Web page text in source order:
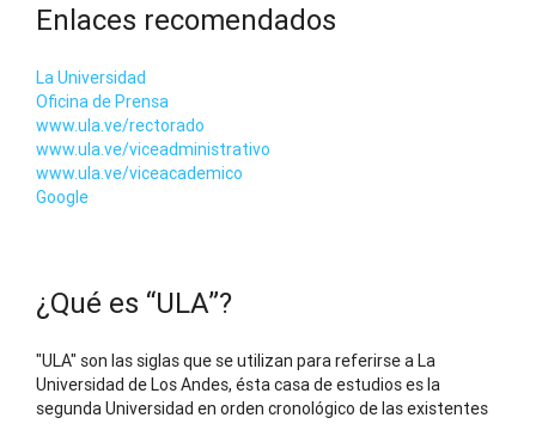
Enlaces recomendados
La Universidad
Oficina de Prensa
www.ula.ve/rectorado
www.ula.ve/viceadministrativo
www.ula.ve/viceacademico
Google
¿Qué es “ULA”?
"ULA" son las siglas que se utilizan para referirse a La
Universidad de Los Andes, ésta casa de estudios es la
segunda Universidad en orden cronológico de las existentes